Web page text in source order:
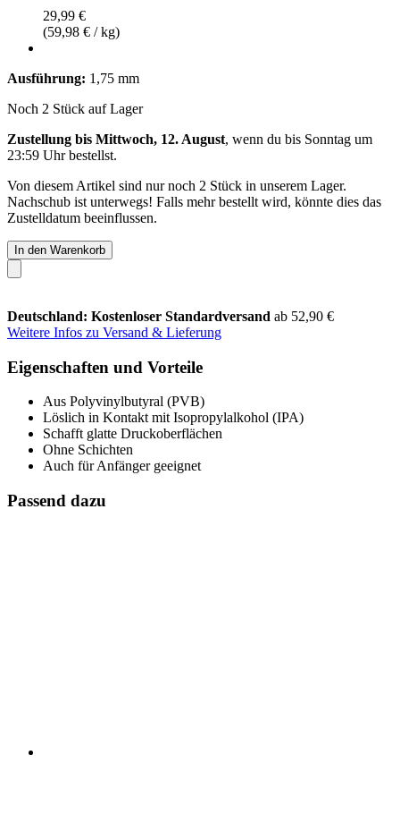
29,99 €
(59,98 € / kg)
Ausführung: 1,75 mm
Noch 2 Stück auf Lager
Zustellung bis Mittwoch, 12. August, wenn du bis Sonntag um
23:59 Uhrbestellst.
Von diesem Artikel sind nur noch 2 Stück in unserem Lager.
Nachschub ist unterwegs! Falls mehr bestellt wird, könnte dies das
Zustelldatum beeinflussen.
In den Warenkorb
Deutschland: Kostenloser Standardversand ab 52,90 €
Weitere Infos zu Versand & Lieferung
Eigenschaften und Vorteile
Aus Polyvinylbutyral (PVB)
Löslich in Kontakt mit Isopropylalkohol (IPA)
Schafft glatte Druckoberflächen
Ohne Schichten
Auch für Anfänger geeignet
Passend dazu